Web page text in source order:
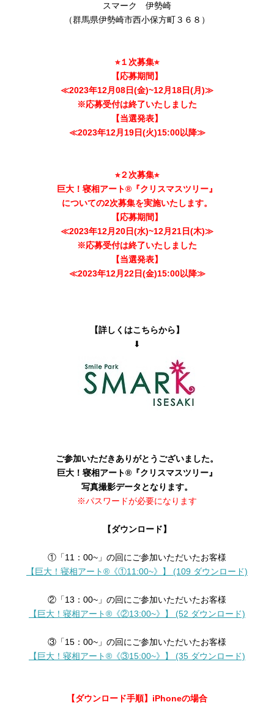
スマーク 伊勢崎
（群馬県伊勢崎市西小保方町３６８）
⭐︎１次募集⭐︎
【応募期間】
≪2023年12月08日(金)~12月18日(月)≫
※応募受付は終了いたしました
【当選発表】
≪2023年12月19日(火)15:00以降≫
⭐︎２次募集⭐︎
巨大！寝相アート®︎『クリスマスツリー』
についての2次募集を実施いたします。
【応募期間】
≪2023年12月20日(水)~12月21日(木)≫
※応募受付は終了いたしました
【当選発表】
≪2023年12月22日(金)15:00以降≫
【詳しくはこちらから】
⬇︎
ご参加いただきありがとうございました。
巨大！寝相アート®︎ 『クリスマスツリー』
写真撮影データとなります。
※パスワードが必要になります
【ダウンロード】
①「11：00~」の回にご参加いただいたお客様
【巨大！寝相アート®︎《①11:00~》】 (109 ダウンロード)
②「13：00~」の回にご参加いただいたお客様
【巨大！寝相アート®︎《②13:00~》】 (52 ダウンロード)
③「15：00~」の回にご参加いただいたお客様
【巨大！寝相アート®︎《③15:00~》】 (35 ダウンロード)
【ダウンロード手順】iPhoneの場合